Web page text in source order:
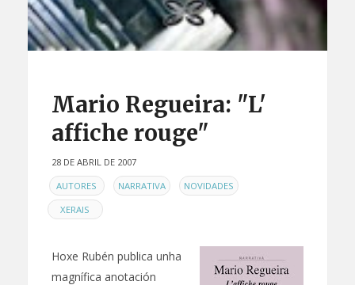
Mario Regueira: "L'
affiche rouge"
28 DE ABRIL DE 2007
EN AUTORES , NARRATIVA , NOVIDADES ,
XERAIS
Hoxe Rubén publica unha
magnífica anotación